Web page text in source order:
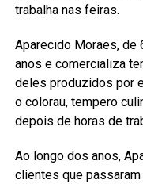
trabalha nas feiras.
Aparecido Moraes, de
anos e comercializa
deles produzidos por
o colorau, tempero
depois de horas de
Ao longo dos anos,
clientes que